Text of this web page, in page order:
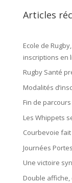
Articles
Ecole de
inscriptions en
Rugby Santé
Modalités
Fin de
Les Whippets
Courbevoie
Journées
Une victoire
Double